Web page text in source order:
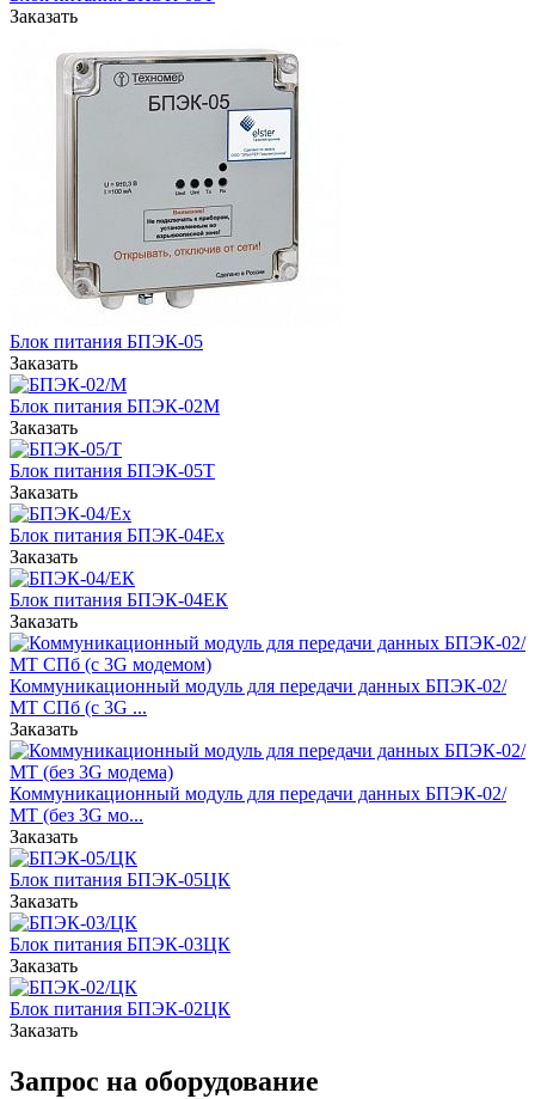
Заказать
Блок питания БПЭК-05
Заказать
Блок питания БПЭК-02М
Заказать
Блок питания БПЭК-05Т
Заказать
Блок питания БПЭК-04Ех
Заказать
Блок питания БПЭК-04ЕК
Заказать
Коммуникационный модуль для передачи данных БПЭК-02/
МТ СПб (с 3G ...
Заказать
Коммуникационный модуль для передачи данных БПЭК-02/
МТ (без 3G мо...
Заказать
Блок питания БПЭК-05ЦК
Заказать
Блок питания БПЭК-03ЦК
Заказать
Блок питания БПЭК-02ЦК
Заказать
Запрос на оборудование